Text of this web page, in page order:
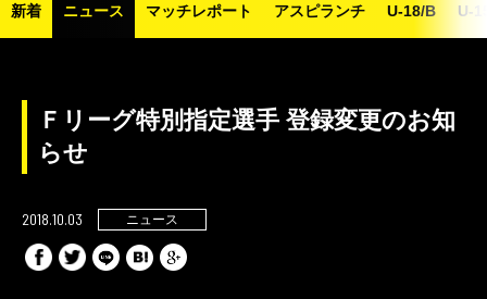
新着 ニュース マッチレポート アスピランチ U-18/B U-
Ｆリーグ特別指定選手 登録変更のお知
らせ
2018.10.03 ニュース